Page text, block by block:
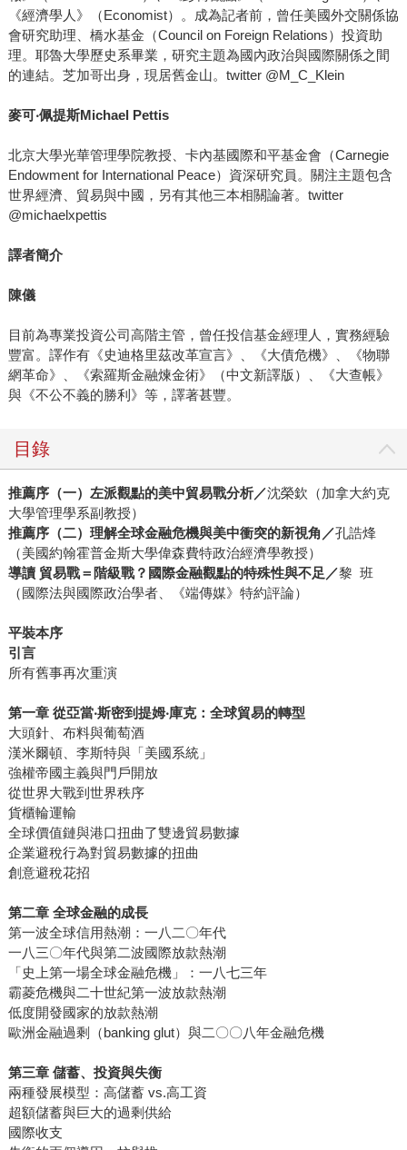
《經濟學人》（Economist）。成為記者前，曾任美國外交關係協
會研究助理、橋水基金（Council on Foreign Relations）投資助
理。耶魯大學歷史系畢業，研究主題為國內政治與國際關係之間
的連結。芝加哥出身，現居舊金山。twitter @M_C_Klein
麥可‧佩提斯Michael Pettis
北京大學光華管理學院教授、卡內基國際和平基金會（Carnegie
Endowment for International Peace）資深研究員。關注主題包含
世界經濟、貿易與中國，另有其他三本相關論著。twitter
@michaelxpettis
譯者簡介
陳儀
目前為專業投資公司高階主管，曾任投信基金經理人，實務經驗
豐富。譯作有《史迪格里茲改革宣言》、《大債危機》、《物聯
網革命》、《索羅斯金融煉金術》（中文新譯版）、《大查帳》
與《不公不義的勝利》等，譯著甚豐。
目錄
推薦序（一）左派觀點的美中貿易戰分析／沈榮欽（加拿大約克
大學管理學系副教授）
推薦序（二）理解全球金融危機與美中衝突的新視角／孔誥烽
（美國約翰霍普金斯大學偉森費特政治經濟學教授）
導讀 貿易戰＝階級戰？國際金融觀點的特殊性與不足／黎 班
（國際法與國際政治學者、《端傳媒》特約評論）
平裝本序
引言
所有舊事再次重演
第一章 從亞當‧斯密到提姆‧庫克：全球貿易的轉型
大頭針、布料與葡萄酒
漢米爾頓、李斯特與「美國系統」
強權帝國主義與門戶開放
從世界大戰到世界秩序
貨櫃輪運輸
全球價值鏈與港口扭曲了雙邊貿易數據
企業避稅行為對貿易數據的扭曲
創意避稅花招
第二章 全球金融的成長
第一波全球信用熱潮：一八二〇年代
一八三〇年代與第二波國際放款熱潮
「史上第一場全球金融危機」：一八七三年
霸菱危機與二十世紀第一波放款熱潮
低度開發國家的放款熱潮
歐洲金融過剩（banking glut）與二〇〇八年金融危機
第三章 儲蓄、投資與失衡
兩種發展模型：高儲蓄 vs.高工資
超額儲蓄與巨大的過剩供給
國際收支